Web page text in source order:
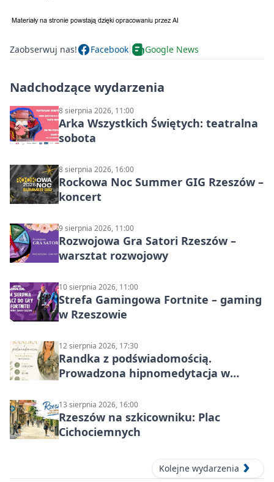
Zaobserwuj nas! Facebook Google News
Nadchodzące wydarzenia
8 sierpnia 2026, 11:00
Arka Wszystkich Świętych: teatralna
sobota
8 sierpnia 2026, 16:00
Rockowa Noc Summer GIG Rzeszów –
koncert
9 sierpnia 2026, 11:00
Rozwojowa Gra Satori Rzeszów –
warsztat rozwojowy
10 sierpnia 2026, 11:00
Strefa Gamingowa Fortnite – gaming
w Rzeszowie
12 sierpnia 2026, 17:30
Randka z podświadomością.
Prowadzona hipnomedytacja w
13 sierpnia 2026, 16:00
Rzeszów na szkicowniku: Plac
Cichociemnych
Kolejne wydarzenia